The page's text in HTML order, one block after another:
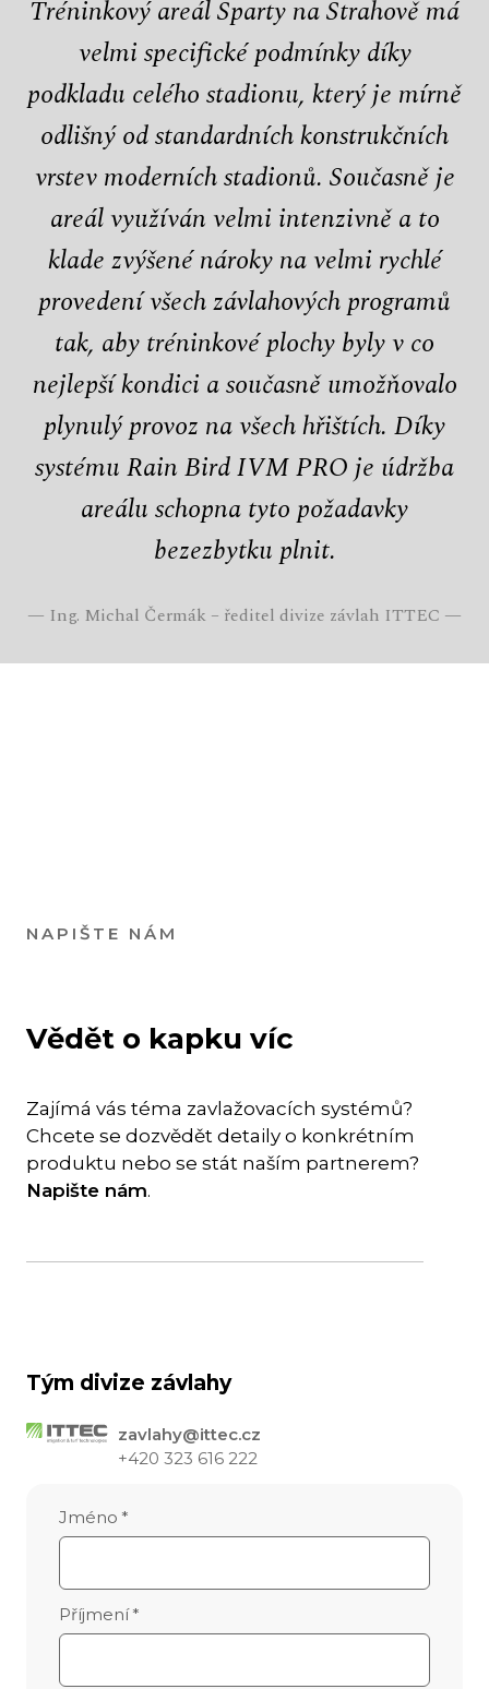
Tréninkový areál Sparty na Strahově má
velmi specifické podmínky díky
podkladu celého stadionu, který je mírně
odlišný od standardních konstrukčních
vrstev moderních stadionů. Současně je
areál využíván velmi intenzivně a to
klade zvýšené nároky na velmi rychlé
provedení všech závlahových programů
tak, aby tréninkové plochy byly v co
nejlepší kondici a současně umožňovalo
plynulý provoz na všech hřištích. Díky
systému Rain Bird IVM PRO je údržba
areálu schopna tyto požadavky
bezezbytku plnit.
— Ing. Michal Čermák – ředitel divize závlah ITTEC —
NAPIŠTE NÁM
Vědět o kapku víc
Zajímá vás téma zavlažovacích systémů?
Chcete se dozvědět detaily o konkrétním
produktu nebo se stát naším partnerem?
Napište nám.
Tým divize závlahy
zavlahy@ittec.cz
+420 323 616 222
Jméno *
Příjmení *